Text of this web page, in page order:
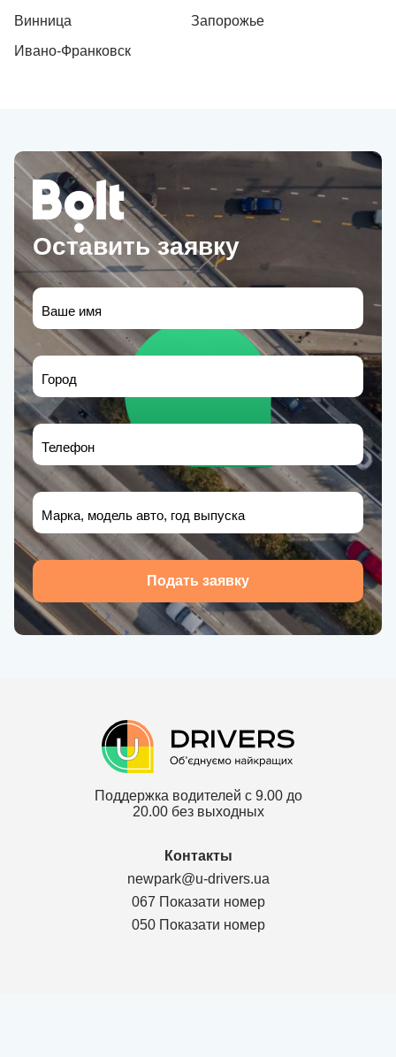
Винница
Запорожье
Ивано-Франковск
Оставить заявку
Ваше имя
Город
Телефон
Марка, модель авто, год выпуска
Подать заявку
Поддержка водителей с 9.00 до
20.00 без выходных
Контакты
newpark@u-drivers.ua
067 Показати номер
050 Показати номер